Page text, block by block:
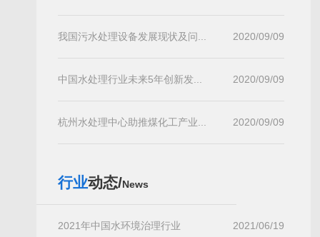
我国污水处理设备发展现状及问... 2020/09/09
中国水处理行业未来5年创新发... 2020/09/09
杭州水处理中心助推煤化工产业... 2020/09/09
行业动态/News
2021年中国水环境治理行业 2021/06/19